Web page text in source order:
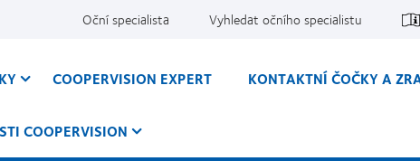
Oční specialista Vyhledat očního specialistu
COOPERVISION EXPERT KONTAKTNÍ ČOČKY A
COOPERVISION